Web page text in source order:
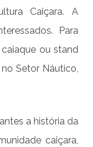
Caiçara. A
Para
ou stand
Setor Náutico,
a história da
caiçara,